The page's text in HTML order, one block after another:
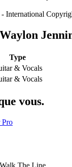
International
Waylon
Type
& Vocals
& Vocals
vous.
Pro
The Line